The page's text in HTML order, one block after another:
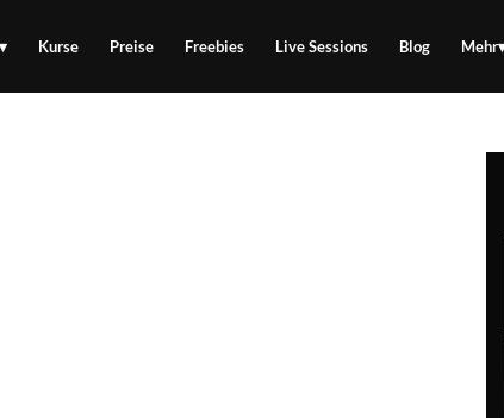
Kurse Preise Freebies Live Sessions Blog Mehr